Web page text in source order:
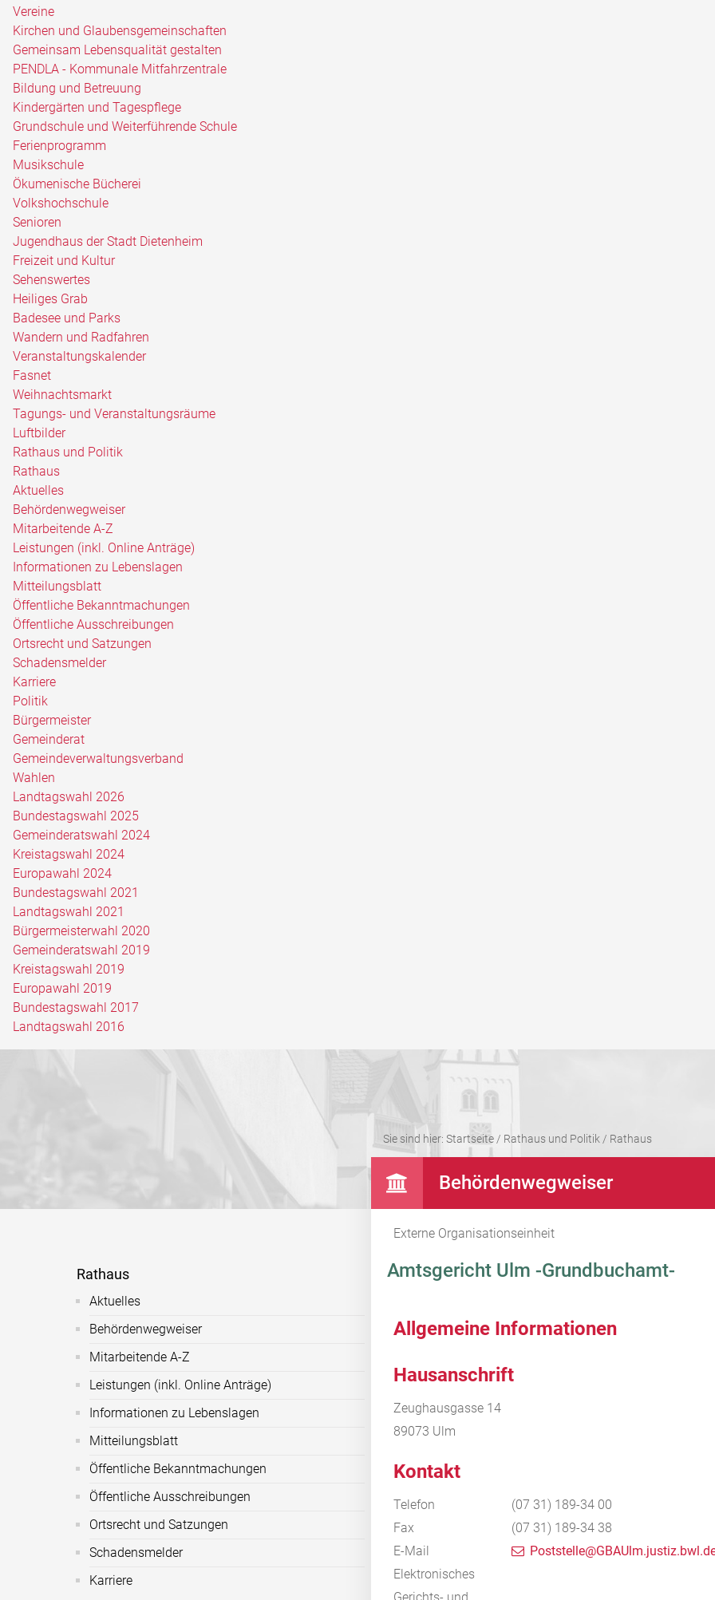
Vereine
Kirchen und Glaubensgemeinschaften
Gemeinsam Lebensqualität gestalten
PENDLA - Kommunale Mitfahrzentrale
Bildung und Betreuung
Kindergärten und Tagespflege
Grundschule und Weiterführende Schule
Ferienprogramm
Musikschule
Ökumenische Bücherei
Volkshochschule
Senioren
Jugendhaus der Stadt Dietenheim
Freizeit und Kultur
Sehenswertes
Heiliges Grab
Badesee und Parks
Wandern und Radfahren
Veranstaltungskalender
Fasnet
Weihnachtsmarkt
Tagungs- und Veranstaltungsräume
Luftbilder
Rathaus und Politik
Rathaus
Aktuelles
Behördenwegweiser
Mitarbeitende A-Z
Leistungen (inkl. Online Anträge)
Informationen zu Lebenslagen
Mitteilungsblatt
Öffentliche Bekanntmachungen
Öffentliche Ausschreibungen
Ortsrecht und Satzungen
Schadensmelder
Karriere
Politik
Bürgermeister
Gemeinderat
Gemeindeverwaltungsverband
Wahlen
Landtagswahl 2026
Bundestagswahl 2025
Gemeinderatswahl 2024
Kreistagswahl 2024
Europawahl 2024
Bundestagswahl 2021
Landtagswahl 2021
Bürgermeisterwahl 2020
Gemeinderatswahl 2019
Kreistagswahl 2019
Europawahl 2019
Bundestagswahl 2017
Landtagswahl 2016
Sie sind hier: Startseite/ Rathaus und Politik / Rathaus
Rathaus
Aktuelles
Behördenwegweiser
Mitarbeitende A-Z
Leistungen (inkl. Online Anträge)
Informationen zu Lebenslagen
Mitteilungsblatt
Öffentliche Bekanntmachungen
Öffentliche Ausschreibungen
Ortsrecht und Satzungen
Schadensmelder
Karriere
Behördenwegweiser
Externe Organisationseinheit
Amtsgericht Ulm -Grundbuchamt-
Allgemeine Informationen
Hausanschrift
Zeughausgasse 14
89073 Ulm
Kontakt
Telefon (07 31) 189-34 00
Fax
(07 31) 189-34 38
E-Mail
Elektronisches